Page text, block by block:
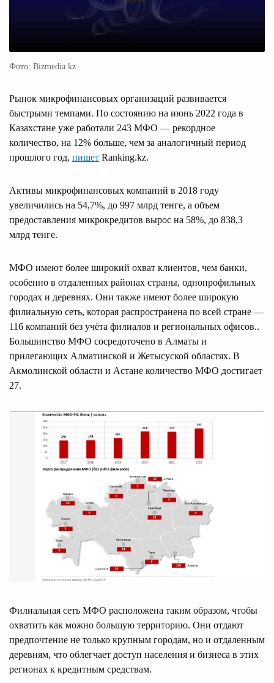
Фото: Bizmedia.kz
Рынок микрофинансовых организаций развивается
быстрыми темпами. По состоянию на июнь 2022 года в
Казахстане уже работали 243 МФО — рекордное
количество, на 12% больше, чем за аналогичный период
прошлого год, пишет Ranking.kz.
Активы микрофинансовых компаний в 2018 году
увеличились на 54,7%, до 997 млрд тенге, а объем
предоставления микрокредитов вырос на 58%, до 838,3
млрд тенге.
МФО имеют более широкий охват клиентов, чем банки,
особенно в отдаленных районах страны, однопрофильных
городах и деревнях. Они также имеют более широкую
филиальную сеть, которая распространена по всей стране —
116 компаний без учёта филиалов и региональных офисов..
Большинство МФО сосредоточено в Алматы и
прилегающих Алматинской и Жетысуской областях. В
Акмолинской области и Астане количество МФО достигает
27.
Филиальная сеть МФО расположена таким образом, чтобы
охватить как можно большую территорию. Они отдают
предпочтение не только крупным городам, но и отдаленным
деревням, что облегчает доступ населения и бизнеса в этих
регионах к кредитным средствам.